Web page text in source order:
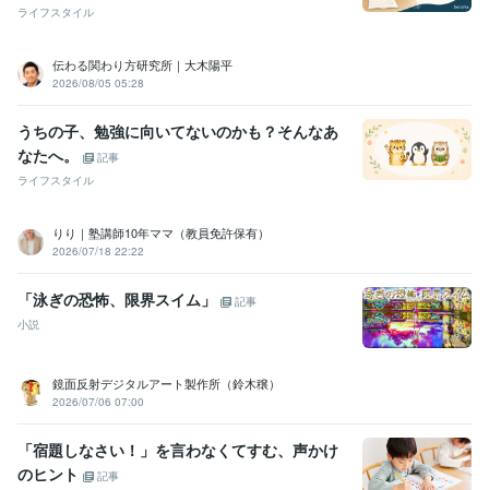
ライフスタイル
伝わる関わり方研究所｜大木陽平
2026/08/05 05:28
うちの子、勉強に向いてないのかも？そんなあ
なたへ。
記事
ライフスタイル
りり｜塾講師10年ママ（教員免許保有）
2026/07/18 22:22
「泳ぎの恐怖、限界スイム」
記事
小説
鏡面反射デジタルアート製作所（鈴木穣）
2026/07/06 07:00
「宿題しなさい！」を言わなくてすむ、声かけ
のヒント
記事